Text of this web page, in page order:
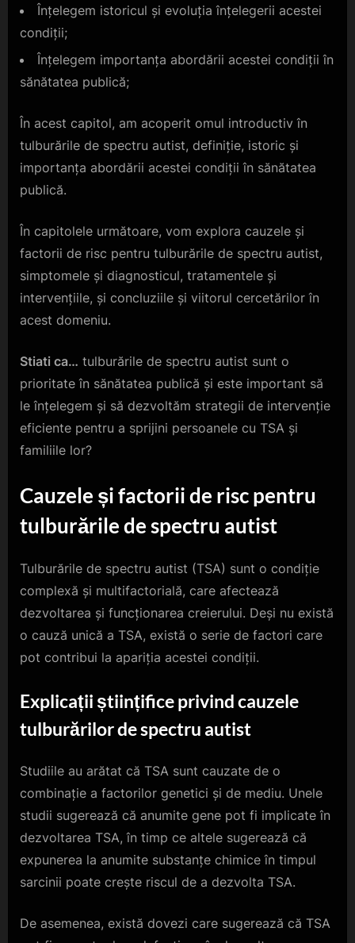
Înțelegem istoricul și evoluția înțelegerii acestei
condiții;
Înțelegem importanța abordării acestei condiții în
sănătatea publică;
În acest capitol, am acoperit omul introductiv în
tulburările de spectru autist, definiție, istoric și
importanța abordării acestei condiții în sănătatea
publică.
În capitolele următoare, vom explora cauzele și
factorii de risc pentru tulburările de spectru autist,
simptomele și diagnosticul, tratamentele și
intervențiile, și concluziile și viitorul cercetărilor în
acest domeniu.
Stiati ca… tulburările de spectru autist sunt o
prioritate în sănătatea publică și este important să
le înțelegem și să dezvoltăm strategii de intervenție
eficiente pentru a sprijini persoanele cu TSA și
familiile lor?
Cauzele și factorii de risc pentru
tulburările de spectru autist
Tulburările de spectru autist (TSA) sunt o condiție
complexă și multifactorială, care afectează
dezvoltarea și funcționarea creierului. Deși nu există
o cauză unică a TSA, există o serie de factori care
pot contribui la apariția acestei condiții.
Explicații științifice privind cauzele
tulburărilor de spectru autist
Studiile au arătat că TSA sunt cauzate de o
combinație a factorilor genetici și de mediu. Unele
studii sugerează că anumite gene pot fi implicate în
dezvoltarea TSA, în timp ce altele sugerează că
expunerea la anumite substanțe chimice în timpul
sarcinii poate crește riscul de a dezvolta TSA.
De asemenea, există dovezi care sugerează că TSA